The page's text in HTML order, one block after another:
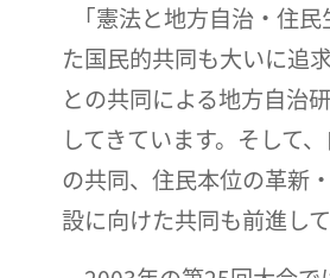
｢憲法と地方自治・住民
た国民的共同も大いに追
との共同による地方自治
してきています。そして
の共同、住民本位の革新
設に向けた共同も前進して